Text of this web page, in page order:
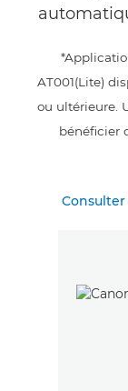
AT001(Lite)
ou ultérieure.
bénéficier